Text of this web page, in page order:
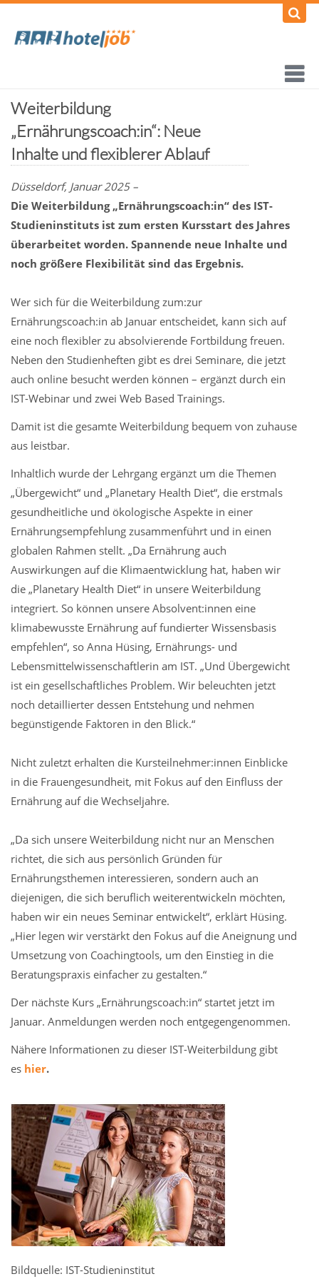
Weiterbildung
„Ernährungscoach:in“: Neue
Inhalte und flexiblerer Ablauf
Düsseldorf, Januar 2025 –
Die Weiterbildung „Ernährungscoach:in“ des IST-
Studieninstituts ist zum ersten Kursstart des Jahres
überarbeitet worden. Spannende neue Inhalte und
noch größere Flexibilität sind das Ergebnis.
Wer sich für die Weiterbildung zum:zur
Ernährungscoach:in ab Januar entscheidet, kann sich auf
eine noch flexibler zu absolvierende Fortbildung freuen.
Neben den Studienheften gibt es drei Seminare, die jetzt
auch online besucht werden können – ergänzt durch ein
IST-Webinar und zwei Web Based Trainings.
Damit ist die gesamte Weiterbildung bequem von zuhause
aus leistbar.
Inhaltlich wurde der Lehrgang ergänzt um die Themen
„Übergewicht“ und „Planetary Health Diet“, die erstmals
gesundheitliche und ökologische Aspekte in einer
Ernährungsempfehlung zusammenführt und in einen
globalen Rahmen stellt. „Da Ernährung auch
Auswirkungen auf die Klimaentwicklung hat, haben wir
die „Planetary Health Diet“ in unsere Weiterbildung
integriert. So können unsere Absolvent:innen eine
klimabewusste Ernährung auf fundierter Wissensbasis
empfehlen“, so Anna Hüsing, Ernährungs- und
Lebensmittelwissenschaftlerin am IST. „Und Übergewicht
ist ein gesellschaftliches Problem. Wir beleuchten jetzt
noch detaillierter dessen Entstehung und nehmen
begünstigende Faktoren in den Blick.“
Nicht zuletzt erhalten die Kursteilnehmer:innen Einblicke
in die Frauengesundheit, mit Fokus auf den Einfluss der
Ernährung auf die Wechseljahre.
„Da sich unsere Weiterbildung nicht nur an Menschen
richtet, die sich aus persönlich Gründen für
Ernährungsthemen interessieren, sondern auch an
diejenigen, die sich beruflich weiterentwickeln möchten,
haben wir ein neues Seminar entwickelt“, erklärt Hüsing.
„Hier legen wir verstärkt den Fokus auf die Aneignung und
Umsetzung von Coachingtools, um den Einstieg in die
Beratungspraxis einfacher zu gestalten.“
Der nächste Kurs „Ernährungscoach:in“ startet jetzt im
Januar. Anmeldungen werden noch entgegengenommen.
Nähere Informationen zu dieser IST-Weiterbildung gibt
es hier.
Bildquelle: IST-Studieninstitut